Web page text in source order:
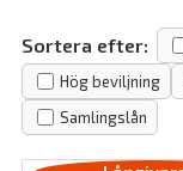
Sortera efter:
Hög beviljning
Samlingslån